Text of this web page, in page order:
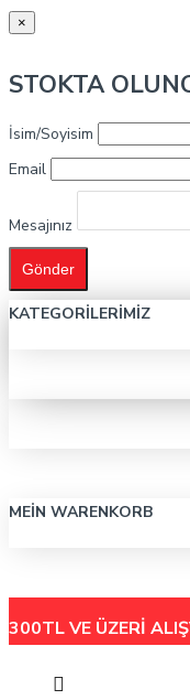
×
STOKTA
İsim/Soyisim
Email
Mesajınız
Gönder
KATEGORILERIMIZ
MEIN WARENKORB
300TL VE ÜZERİ